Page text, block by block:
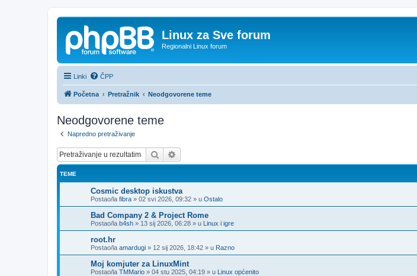
Linux za Sve forum
Regionalni Linux forum
Linki ČPP
Početna Pretražnik Neodgovorene teme
Neodgovorene teme
Napredno pretraživanje
Pretražnik
TEME
Cosmic desktop iskustva
Postao/la fibra » 02 svi 2026, 09:32 » u Ostalo
Bad Company 2 & Project Rome
Postao/la b4sh » 13 sij 2026, 06:28 » u Linux i igre
root.hr
Postao/la amardugi » 12 sij 2026, 18:42 » u Razno
Moj komjuter za LinuxMint
Postao/la TMMario » 04 stu 2025, 04:19 » u Linux općenito